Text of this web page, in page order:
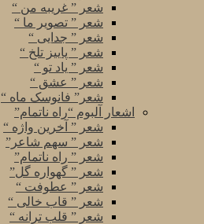
شعر ” غریبه من “
شعر ” تصویر ما “
شعر ” جدایی “
شعر ” پاییز تلخ “
شعر ” یاد تو “
شعر ” عشق “
شعر” فانوسک ماه “
اشعار آلبوم “راه ناتمام”
شعر ” آخرین واژه “
شعر ” سهم شاعر”
شعر ” راه ناتمام”
شعر ” گهواره گل”
شعر ” عطوفت “
شعر ” قاب خالی “
شعر ” قلب ترانه “